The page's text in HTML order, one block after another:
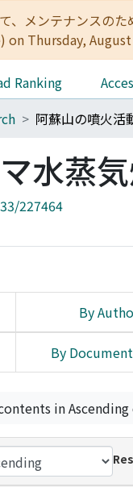
、メンテナンス
Thursday,
Ranking
水蒸
227464
By
By
in